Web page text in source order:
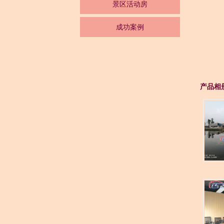
景区活动房
成功案例
产品相